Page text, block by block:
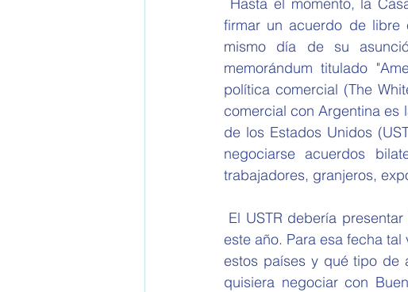
firmar un acuerdo de
mismo día de su
memorándum titulado
política comercial (The
comercial con Argentina es
de los Estados Unidos
negociarse acuerdos
trabajadores, granjeros,
este año. Para esa fecha
estos países y qué tipo de
quisiera negociar con